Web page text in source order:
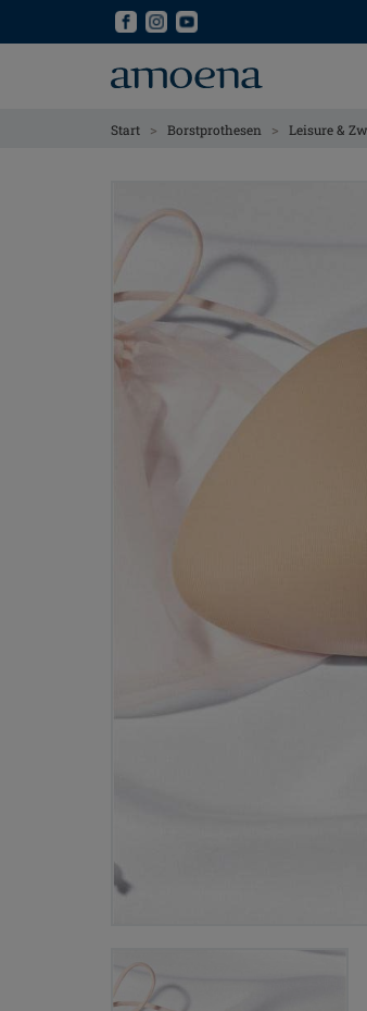
Start > Borstprothesen > Leisure &